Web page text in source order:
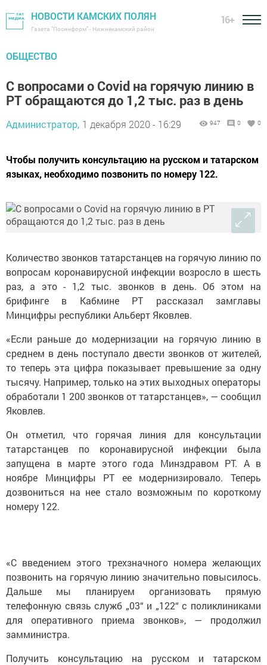
НОВОСТИ КАМСКИХ ПОЛЯН
Газета "Посинформ" - Нижнекамский район
16+
ОБЩЕСТВО
С вопросами о Covid на горячую линию в
РТ обращаются до 1,2 тыс. раз в день
Администратор, 1 декабря 2020 - 16:29 947 0 0
Чтобы получить консультацию на русском и татарском
языках, необходимо позвонить по номеру 122.
Количество звонков татарстанцев на горячую линию по
вопросам коронавирусной инфекции возросло в шесть
раз, а это - 1,2 тыс. звонков в день. Об этом на
брифинге в Кабмине РТ рассказал замглавы
Минцифры республики Альберт Яковлев.
«Если раньше до модернизации на горячую линию в
среднем в день поступало двести звонков от жителей,
то теперь эта цифра показывает превышение за одну
тысячу. Например, только на этих выходных операторы
обработали 1 200 звонков от татарстанцев», — сообщил
Яковлев.
Он отметил, что горячая линия для консультации
татарстанцев по коронавирусной инфекции была
запущена в марте этого года Минздравом РТ. А в
ноябре Минцифры РТ ее модернизировало. Теперь
дозвониться на нее стало возможным по короткому
номеру 122.
«С введением этого трехзначного номера желающих
позвонить на горячую линию значительно повысилось.
Дальше мы планируем организовать прямую
телефонную связь служб „03“ и „122“ с поликлиниками
для оперативного приема звонков», — продолжил
замминистра.
Получить консультацию на русском и татарском